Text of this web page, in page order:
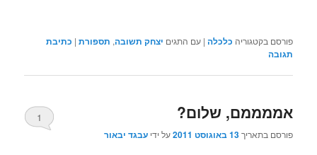
פורסם בקטגוריה כלכלה |עם התגים יצחק תשובה, תספורת | כתיבת
תגובה
אממממם, שלום?
פורסם בתאריך13 באוגוסט 2011 על ידיעבגד יבאור
1